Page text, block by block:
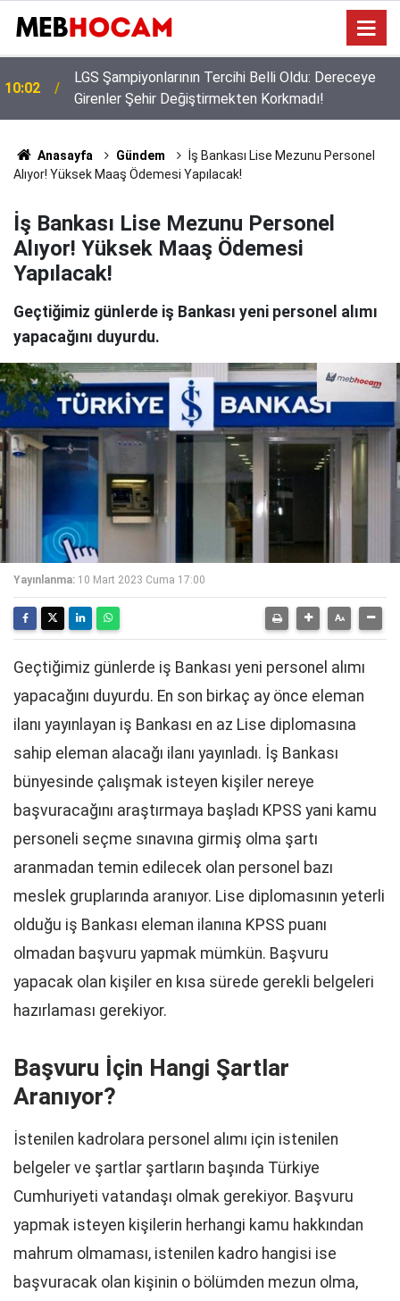
09:02
Bakan Yusuf Tekin Başkanlığında Şırnak’ta 81 İl
Müdürüyle Eğitim Zirvesi
Anasayfa Gündem
İş Bankası Lise Mezunu Personel
Alıyor! Yüksek Maaş Ödemesi Yapılacak!
İş Bankası Lise Mezunu Personel
Alıyor! Yüksek Maaş Ödemesi
Yapılacak!
Geçtiğimiz günlerde iş Bankası yeni personel alımı
yapacağını duyurdu.
Yayınlanma: 10 Mart 2023 Cuma 17:00
Geçtiğimiz günlerde iş Bankası yeni personel alımı
yapacağını duyurdu. En son birkaç ay önce eleman
ilanı yayınlayan iş Bankası en az Lise diplomasına
sahip eleman alacağı ilanı yayınladı. İş Bankası
bünyesinde çalışmak isteyen kişiler nereye
başvuracağını araştırmaya başladı KPSS yani kamu
personeli seçme sınavına girmiş olma şartı
aranmadan temin edilecek olan personel bazı
meslek gruplarında aranıyor. Lise diplomasının yeterli
olduğu iş Bankası eleman ilanına KPSS puanı
olmadan başvuru yapmak mümkün. Başvuru
yapacak olan kişiler en kısa sürede gerekli belgeleri
hazırlaması gerekiyor.
Başvuru İçin Hangi Şartlar
Aranıyor?
İstenilen kadrolara personel alımı için istenilen
belgeler ve şartlar şartların başında Türkiye
Cumhuriyeti vatandaşı olmak gerekiyor. Başvuru
yapmak isteyen kişilerin herhangi kamu hakkından
mahrum olmaması, istenilen kadro hangisi ise
başvuracak olan kişinin o bölümden mezun olma,